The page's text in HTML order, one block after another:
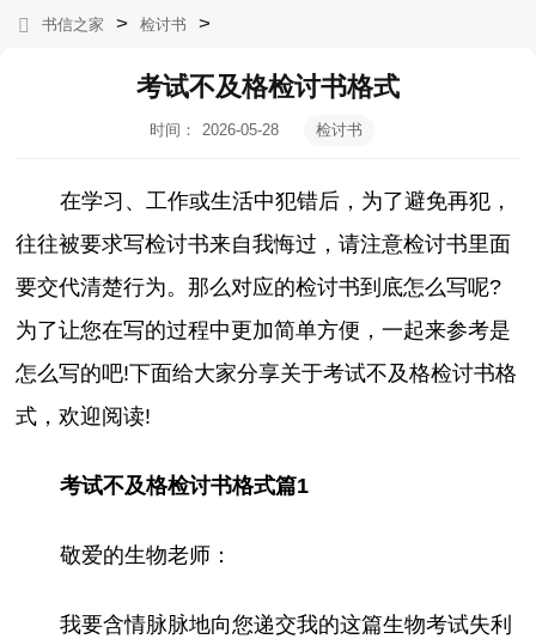
书信之家 > 检讨书 >
考试不及格检讨书格式
时间：
2026-05-28
检讨书
在学习、工作或生活中犯错后，为了避免再犯，
往往被要求写检讨书来自我悔过，请注意检讨书里面
要交代清楚行为。那么对应的检讨书到底怎么写呢?
为了让您在写的过程中更加简单方便，一起来参考是
怎么写的吧!下面给大家分享关于考试不及格检讨书格
式，欢迎阅读!
考试不及格检讨书格式篇1
敬爱的生物老师：
我要含情脉脉地向您递交我的这篇生物考试失利